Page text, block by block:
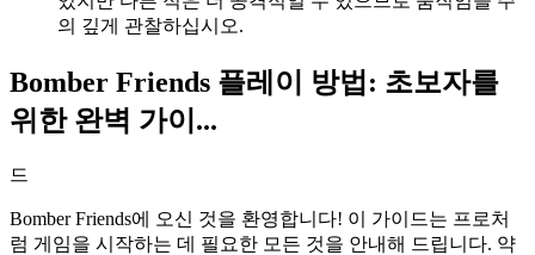
의 깊게 관찰하십시오.
Bomber Friends 플레이 방법: 초보자를
위한 완벽 가이...
드
Bomber Friends에 오신 것을 환영합니다! 이 가이드는 프로처
럼 게임을 시작하는 데 필요한 모든 것을 안내해 드립니다. 약